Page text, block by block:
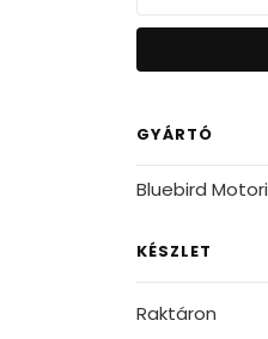
GYÁRTÓ
Bluebird Motori
KÉSZLET
Raktáron